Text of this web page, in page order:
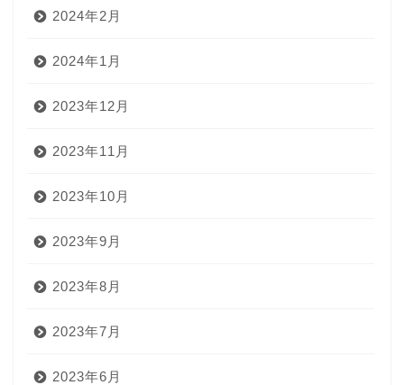
2024年2月
2024年1月
2023年12月
2023年11月
2023年10月
2023年9月
2023年8月
2023年7月
2023年6月